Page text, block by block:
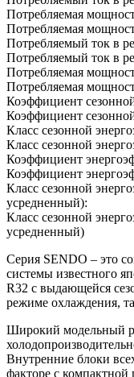
Потребляемая
Потребляемая
Потребляемый ток в
Потребляемый ток в
Потребляемая
Потребляемая
Коэффициент
Коэффициент
Класс сезонной
Класс сезонной
Коэффициент
Коэффициент
Класс сезонной
усредненный):
Класс сезонной
усредненный)
Серия SENDO – это
системы известного
R32 с выдающейся
режиме охлаждения,
Широкий модельный
Внутренние блоки
факторе с